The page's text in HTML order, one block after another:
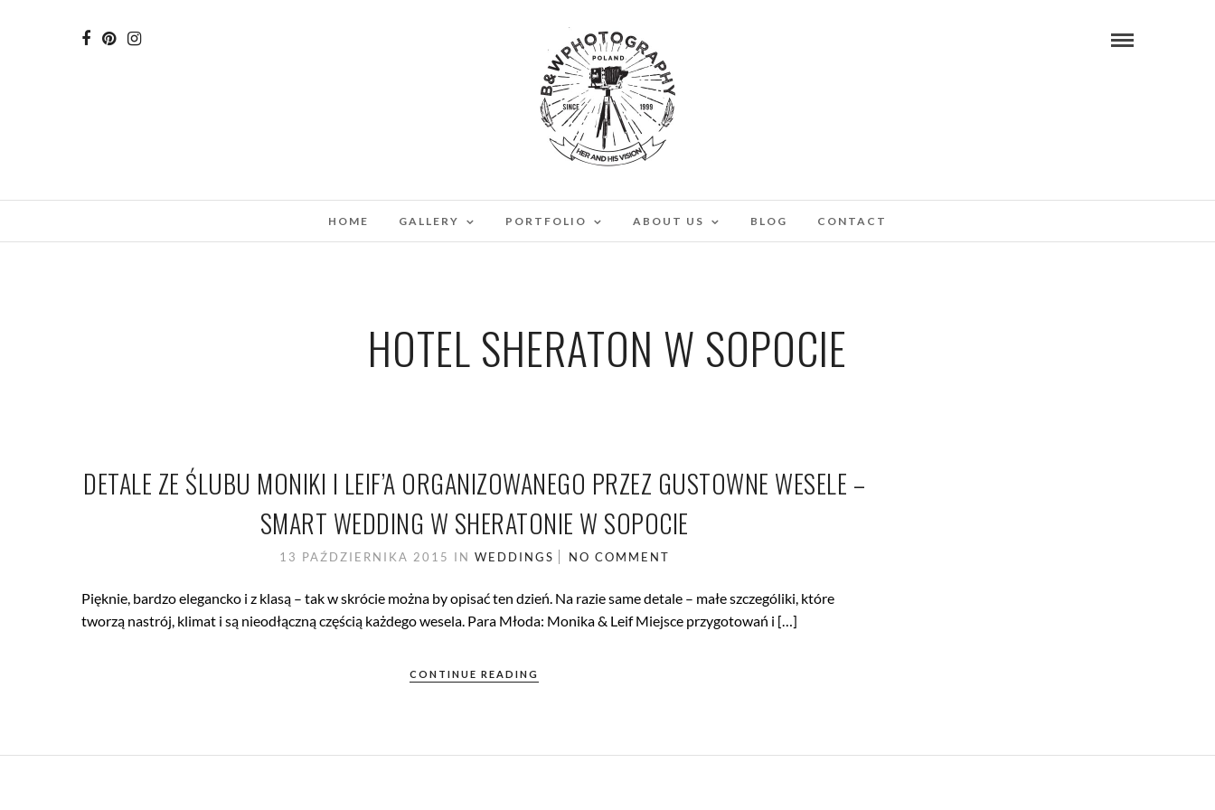
HOME GALLERY PORTFOLIO ABOUT US BLOG CONTACT
HOTEL SHERATON W SOPOCIE
DETALE ZE ŚLUBU MONIKI I LEIF’A ORGANIZOWANEGO PRZEZ GUSTOWNE WESELE –
SMART WEDDING W SHERATONIE W SOPOCIE
13 PAŹDZIERNIKA 2015 IN WEDDINGS NO COMMENT
Pięknie, bardzo elegancko i z klasą – tak w skrócie można by opisać ten dzień. Na razie same detale – małe szczególiki, które
tworzą nastrój, klimat i są nieodłączną częścią każdego wesela. Para Młoda: Monika & Leif Miejsce przygotowań i […]
CONTINUE READING